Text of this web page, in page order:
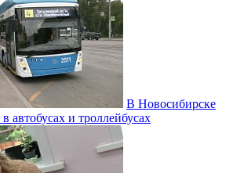
В Новосибирске
автобусах и троллейбусах